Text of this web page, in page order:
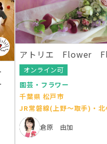
アトリエ Flower
オンライン可
園芸・フラワー
千葉県 松戸市
JR常磐線(上野～取手)・北
倉原 由加